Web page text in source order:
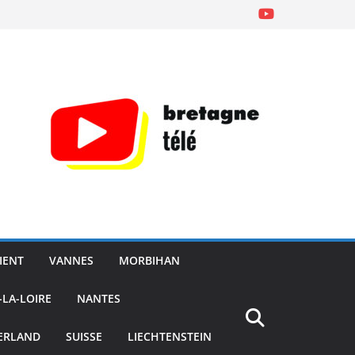
VANNES MORBIHAN
LOIRE NANTES
SUISSE LIECHTENSTEIN